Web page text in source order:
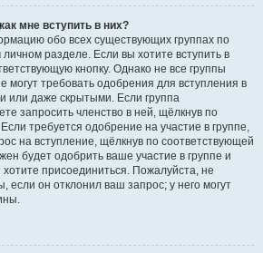
мне вступить в них?
обо всех существующих группах по
разделе. Если вы хотите вступить в
кнопку. Однако не все группы
требовать одобрения для вступления в
или даже скрытыми. Если группа
запросить членство в ней, щёлкнув по
требуется одобрение на участие в группе,
на вступление, щёлкнув по соответствующей
будет одобрить ваше участие в группе и
присоединиться. Пожалуйста, не
если он отклонил ваш запрос; у него могут